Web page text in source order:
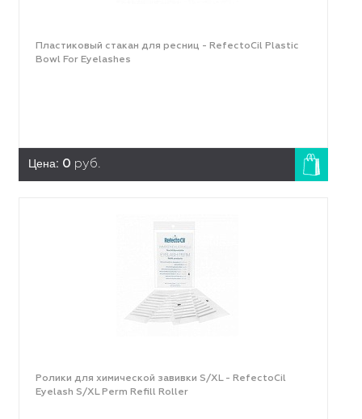
Пластиковый стакан для ресниц - RefectoCil Plastic
Bowl For Eyelashes
Цена: 0 руб.
Ролики для химической завивки S/XL - RefectoCil
Eyelash S/XL Perm Refill Roller